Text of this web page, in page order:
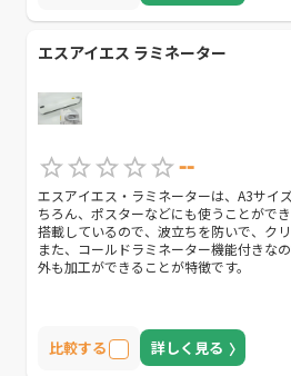
エスアイエス ラミネーター
--
エスアイエス・ラミネーターは、A3サイ
ちろん、ポスターなどにも使うことがで
搭載しているので、波立ちを防いで、ク
また、コールドラミネーター機能付きな
外も加工ができることが特徴です。
比較する 詳しく見る